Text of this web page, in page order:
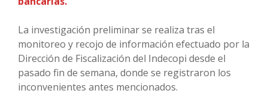
La investigación preliminar se realiza tras el
monitoreo y recojo de información efectuado por la
Dirección de Fiscalización del Indecopi desde el
pasado fin de semana, donde se registraron los
inconvenientes antes mencionados.